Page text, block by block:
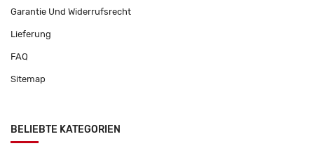
Garantie Und Widerrufsrecht
Lieferung
FAQ
Sitemap
BELIEBTE KATEGORIEN